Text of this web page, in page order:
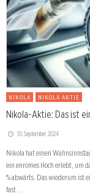
NIKOLA NIKOLA AKTIE
Nikola-Aktie: Das ist
10. September 2024
Nikola hat einen
ein enromes Hoch erlebt, um
% abwärts. Das wiederum ist
fast …